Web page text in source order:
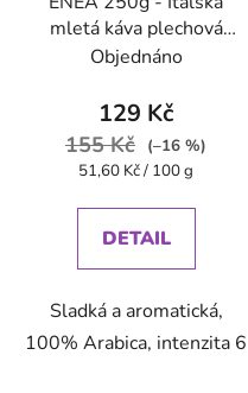
mletá káva plechová
dóza Caffe Pompeii
Objednáno
129 Kč
155 Kč
(–16 %)
Měrná
51,60 Kč / 100 g
DETAIL
Sladká a aromatická,
100% Arabica, intenzita 6